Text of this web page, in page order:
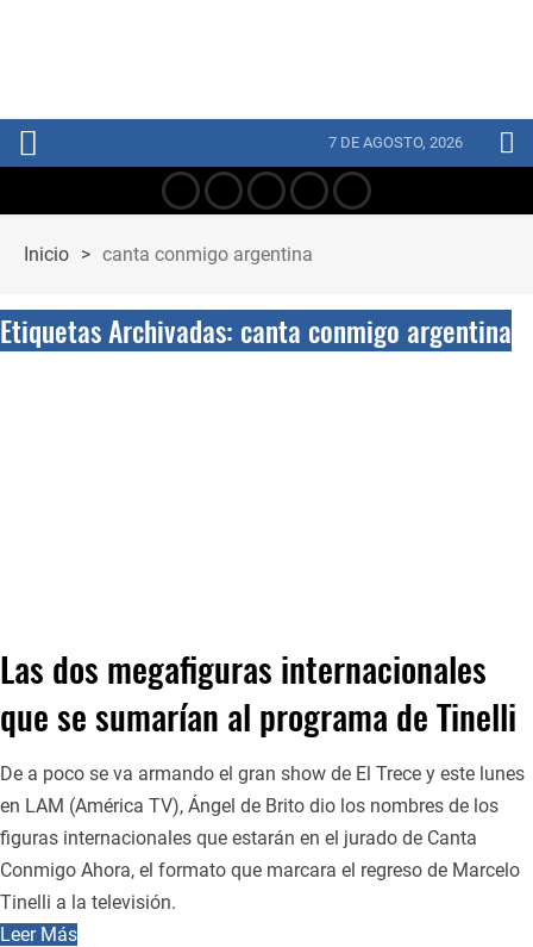
7 DE AGOSTO, 2026
Inicio > canta conmigo argentina
Etiquetas Archivadas: canta conmigo argentina
Las dos megafiguras internacionales
que se sumarían al programa de Tinelli
De a poco se va armando el gran show de El Trece y este lunes
en LAM (América TV), Ángel de Brito dio los nombres de los
figuras internacionales que estarán en el jurado de Canta
Conmigo Ahora, el formato que marcara el regreso de Marcelo
Tinelli a la televisión.
Leer Más